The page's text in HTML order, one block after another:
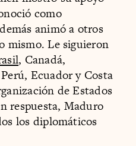
como
animó a otros
mismo. Le siguieron
, Canadá,
Ecuador y Costa
de Estados
respuesta, Maduro
los diplomáticos